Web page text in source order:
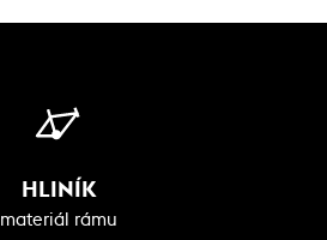
HLINÍK
materiál rámu